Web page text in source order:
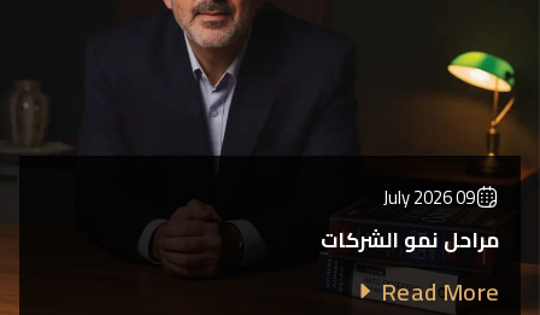
09 July 2026
مراحل نمو الشركات
Read More